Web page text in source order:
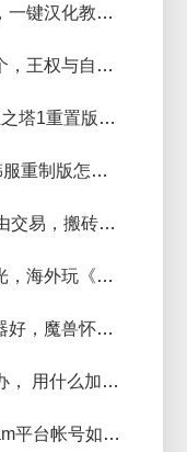
永恒之塔重置版韩服如何汉化，一键汉化教程来了
王权与自由俄服汉化工具用哪个，王权与自由俄服如何快速一键汉化？
永恒之塔1重置版封号吗，永恒之塔1重置版用什么加速器多开稳定
《永恒之塔》“Aion Remake”韩服重制版怎么玩，用什么加速器好？
《DNF》手游二周年将上线自由交易，搬砖党春天来了
《卡厄斯梦境》公测前内容曝光，海外玩《卡厄斯梦境》国服加速器分享
玩魔兽怀旧服外服用什么加速器好，魔兽怀旧服延迟低的加速器推荐
cs2出现掉帧/卡顿/瞬移等怎么办， 用什么加速器比较好
新手没steam帐号怎么办，steam平台帐号如何注册和下载？